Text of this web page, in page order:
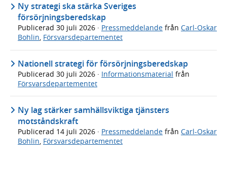
Ny strategi ska stärka Sveriges
försörjningsberedskap
Publicerad 30 juli 2026 · Pressmeddelande från Carl-Oskar
Bohlin, Försvarsdepartementet
Nationell strategi för försörjningsberedskap
Publicerad 30 juli 2026 · Informationsmaterial från
Försvarsdepartementet
Ny lag stärker samhällsviktiga tjänsters
motståndskraft
Publicerad 14 juli 2026 · Pressmeddelande från Carl-Oskar
Bohlin Försvarsdepartementet